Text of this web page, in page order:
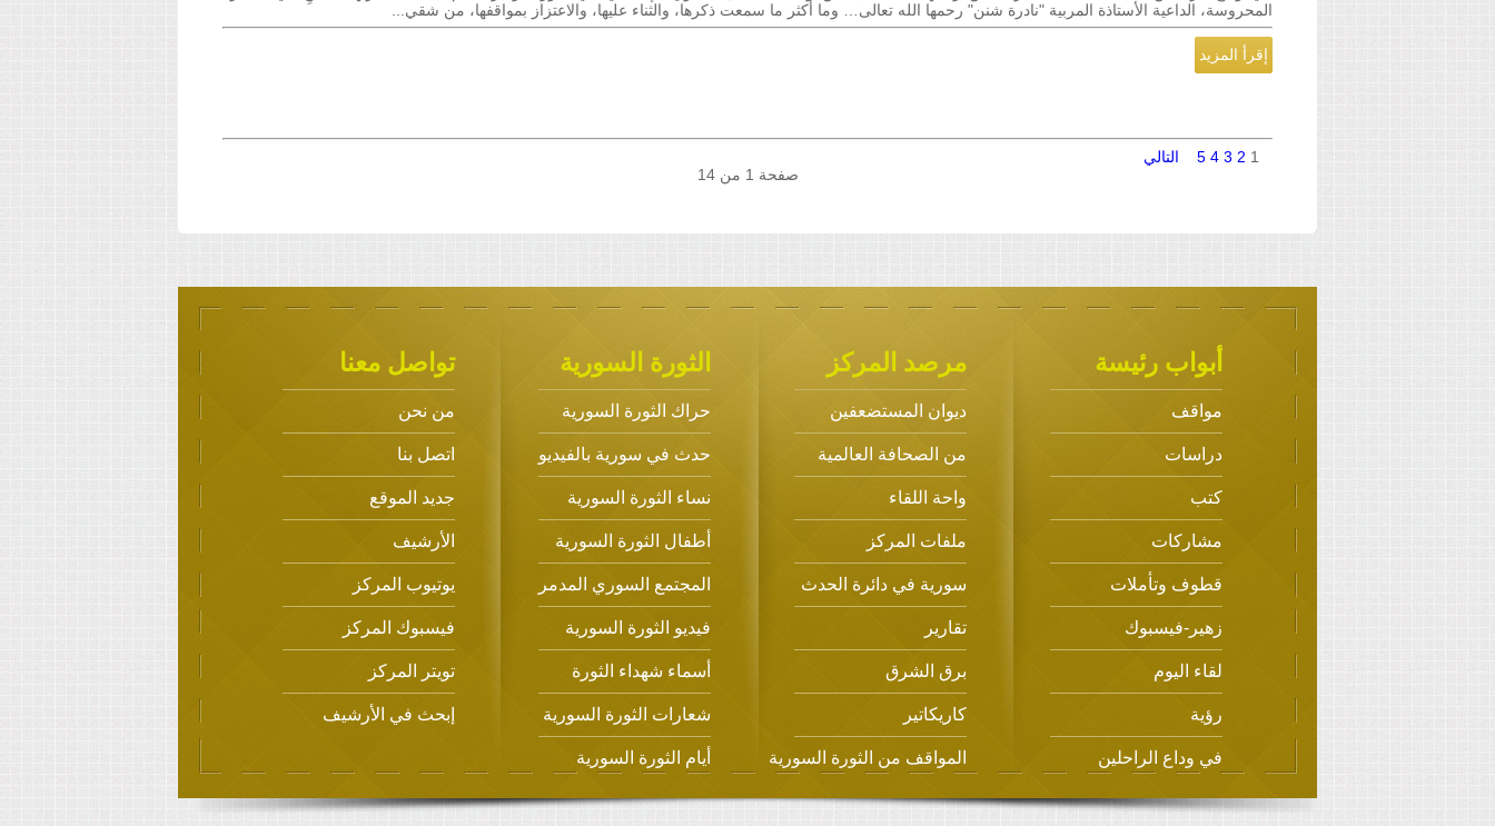
المحروسة، الداعية الأستاذة المربية "نادرة شنن" رحمها الله تعالى… وما أكثر ما سمعت ذكرها، والثناء عليها، والاعتزاز بمواقفها، من شقي...
إقرأ المزيد
1
2
3
4
5
التالي
صفحة 1 من 14
أبواب رئيسة
مواقف
دراسات
كتب
مشاركات
قطوف وتأملات
زهير-فيسبوك
لقاء اليوم
رؤية
في وداع الراحلين
مرصد المركز
ديوان المستضعفين
من الصحافة العالمية
واحة اللقاء
ملفات المركز
سورية في دائرة الحدث
تقارير
برق الشرق
كاريكاتير
المواقف من الثورة السورية
الثورة السورية
حراك الثورة السورية
حدث في سورية بالفيديو
نساء الثورة السورية
أطفال الثورة السورية
المجتمع السوري المدمر
فيديو الثورة السورية
أسماء شهداء الثورة
شعارات الثورة السورية
أيام الثورة السورية
تواصل معنا
من نحن
اتصل بنا
جديد الموقع
الأرشيف
يوتيوب المركز
فيسبوك المركز
تويتر المركز
إبحث في الأرشيف